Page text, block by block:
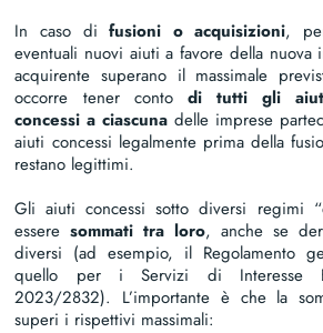
In caso difusioni o acquisizioni,
eventuali nuovi aiuti a favore della nuova
acquirente superano il massimale
occorre tener conto di tutti gli aiuti
concessi a ciascuna delle imprese
aiuti concessi legalmente prima della
restano legittimi.
Gli aiuti concessi sotto diversi regimi
esseresommati tra loro, anche se
diversi (ad esempio, il Regolamento
quello per i Servizi di Interesse
2023/2832). L’importante è che la
superi i rispettivi massimali: